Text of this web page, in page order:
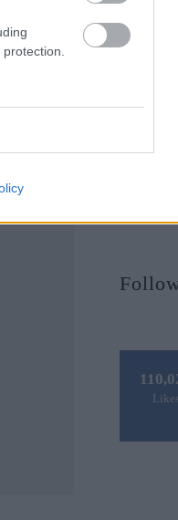
του
που από
χρυσό